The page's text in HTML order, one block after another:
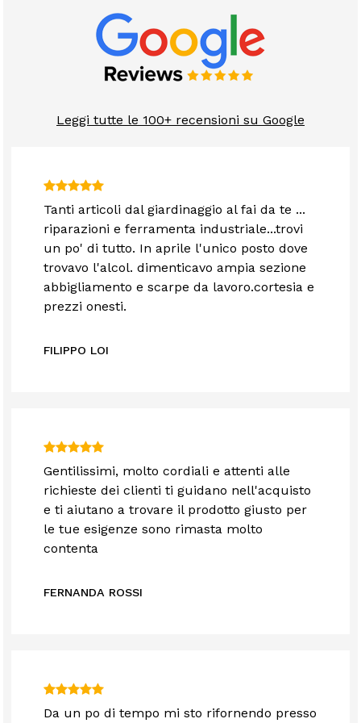
Leggi tutte le 100+ recensioni su Google
Tanti articoli dal giardinaggio al fai da te ...
riparazioni e ferramenta industriale...trovi
un po' di tutto. In aprile l'unico posto dove
trovavo l'alcol. dimenticavo ampia sezione
abbigliamento e scarpe da lavoro.cortesia e
prezzi onesti.
FILIPPO LOI
Gentilissimi, molto cordiali e attenti alle
richieste dei clienti ti guidano nell'acquisto
e ti aiutano a trovare il prodotto giusto per
le tue esigenze sono rimasta molto
contenta
FERNANDA ROSSI
Da un po di tempo mi sto rifornendo presso